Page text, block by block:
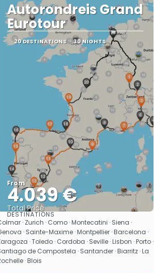
Autorondreis Grand
Eurotour
20 DESTINATIONS 30 NIGHTS
From
4.039 €
Total Price
See
DESTINATIONS
· Zurich · Como · Montecatini · Siena ·
· Sainte-Maxime · Montpellier · Barcelona ·
· Toledo · Cordoba · Seville · Lisbon · Porto ·
de Compostela · Santander · Biarritz · La
· Blois